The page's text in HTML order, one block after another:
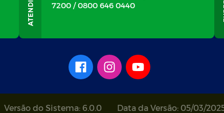
7200 / 0800 646 0440
Versão do Sistema: 6.0.0 Data da Versão: 05/03/